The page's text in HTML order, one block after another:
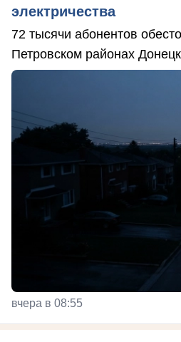
электричества
72 тысячи абонентов
Петровском районах
вчера в 08:55